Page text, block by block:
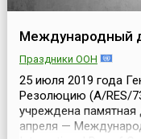
Международный
Праздники ООН
25 июля 2019 года
Резолюцию (A/RES/
учреждена
апреля —